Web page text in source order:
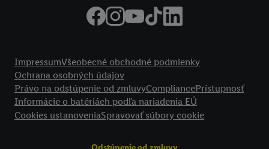
ImpressumVšeobecné obchodné podmienky
Ochrana osobných údajov
Právo na odstúpenie od zmluvyCompliancePrístupnosť
Informácie o batériách podľa nariadenia EÚ
Cookies ustanoveniaSpravovať súbory cookie